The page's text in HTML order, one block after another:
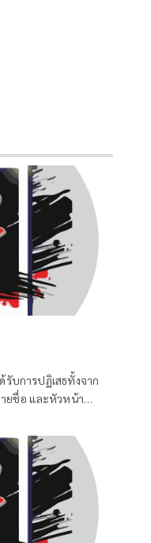
รับการปฏิเสธทั้งจาก
ยชื่อ และหัวหน้า
ษาพรรคเพื่อไทย
อย่างนั้น จึงทำให้
รัฐมนตรีว่าการ
งวงประชุมคณะ